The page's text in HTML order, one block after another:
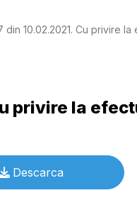
10.02.2021. Cu privire la
privire la
Descarca